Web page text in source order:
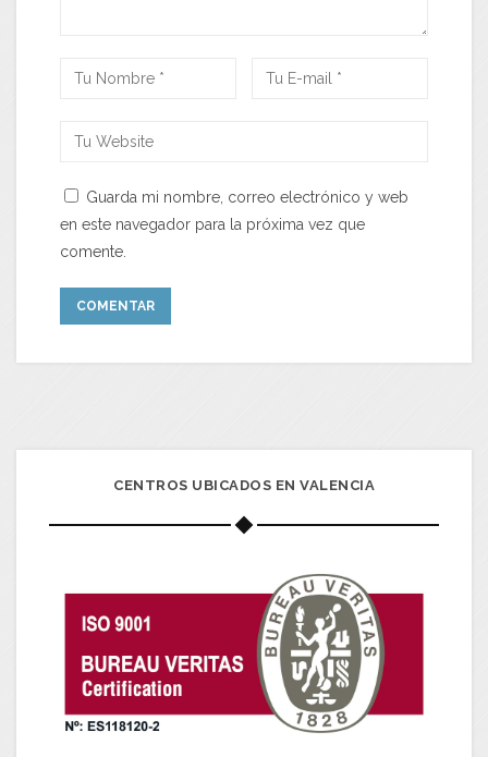
Guarda mi nombre, correo electrónico y web
en este navegador para la próxima vez que
comente.
CENTROS UBICADOS EN VALENCIA